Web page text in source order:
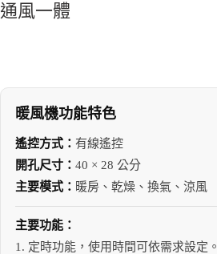
通風一體
暖風機功能特色
遙控方式： 有線遙控
開孔尺寸： 40 × 28 公分
主要模式： 暖房、乾燥、換氣、涼風
主要功能：
1. 定時功能，使用時間可依需求設定。